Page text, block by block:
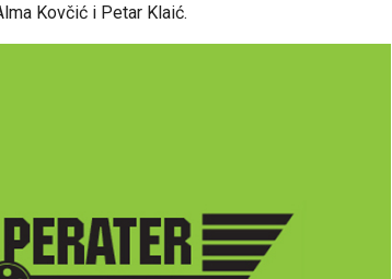
Kovčić i Petar Klaić.